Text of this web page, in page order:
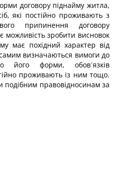
договору піднайму житла,
які постійно проживають з
припинення договору
можливість зробити висновок
має похідний характер від
визначаються вимоги до
його форми, обов´язків
проживають із ним тощо.
подібним правовідносинам за